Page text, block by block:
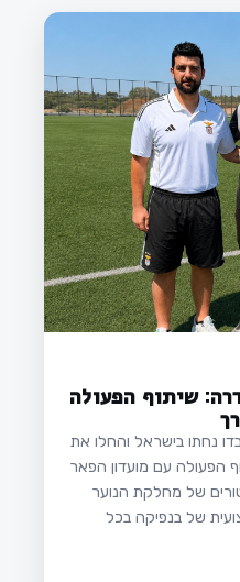
לוח המשחקים לעונת 2026/27 נקבע:
מחזור
המשחקים לעונת
חדרה תפתח את העונה
השני תארח את
שיתוף הפעולה
נחתו בישראל והחלו את
הפעולה עם מועדון הפאר
של מחלקת הנוער
של בנפיקה בכל